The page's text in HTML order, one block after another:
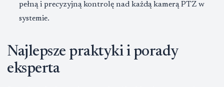
pełną i precyzyjną kontrolę nad każdą kamerą PTZ w
systemie.
Najlepsze praktyki i porady
eksperta